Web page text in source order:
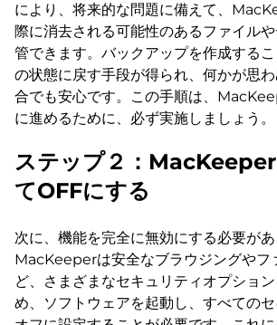
により、将来的な問題に備えて、
際に消去される可能性のあるファイル
管できます。バックアップを作成する
の状態に戻す手段が得られ、何かが思
合でも安心です。この手順は、
に進めるために、必ず実施しましょう。
ステップ２：
てOFFにする
次に、機能を完全に無効にする必要があ
MacKeeperは安全なブラウジングやフ
ど、さまざまなセキュリティオプショ
め、ソフトウェアを起動し、すべての